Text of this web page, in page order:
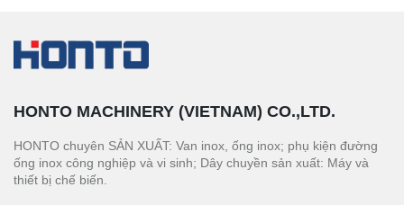
HONTO MACHINERY (VIETNAM) CO.,LTD.
HONTO chuyên SẢN XUẤT: Van inox, ống inox; phụ kiện đường
ống inox công nghiệp và vi sinh; Dây chuyền sản xuất: Máy và
thiết bị chế biến.